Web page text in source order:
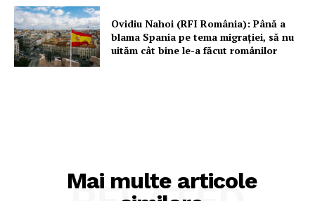
Ovidiu Nahoi (RFI România): Până a
blama Spania pe tema migrației, să nu
uităm cât bine le-a făcut românilor
Mai multe articole